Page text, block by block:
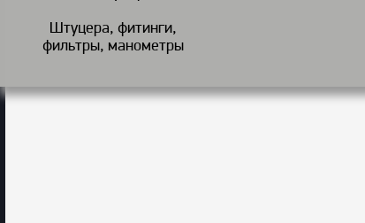
Штуцера, фитинги,
фильтры, манометры